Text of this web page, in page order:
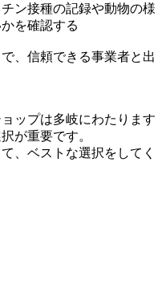
ン接種の記録や動物の様
を確認する
、信頼できる事業者と出
ップは多岐にわたります
が重要です。
、ベストな選択をしてく